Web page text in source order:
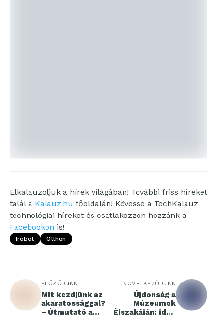
Elkalauzoljuk a hírek világában! További friss híreket
talál a Kalauz.hu főoldalán! Kövesse a TechKalauz
technológiai híreket és csatlakozzon hozzánk a
Facebookon is!
Irobot Otthon
ELŐZŐ CIKK
Mit kezdjünk az
akaratossággal?
– Útmutató a
KÖVETKEZŐ CIKK
Újdonság a
Múzeumok
Éjszakáján: idén